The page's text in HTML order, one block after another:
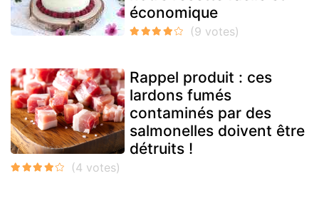
économique
Rappel produit : ces
lardons fumés
contaminés par des
salmonelles doivent être
détruits !